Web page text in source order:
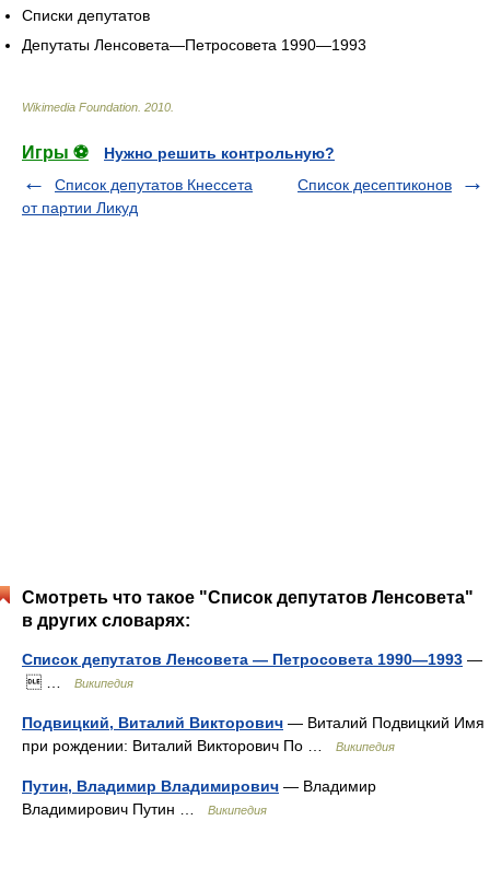
Списки депутатов
Депутаты Ленсовета—Петросовета 1990—1993
Wikimedia Foundation 2010
Игры ⚽
Нужно решить контрольную?
Список депутатов Кнессета
от партии Ликуд
Список десептиконов
Смотреть что такое "Список депутатов Ленсовета"
в других словарях:
Список депутатов Ленсовета — Петросовета 1990—1993 —
 …
Википедия
Подвицкий, Виталий Викторович — Виталий Подвицкий Имя
при рождении: Виталий Викторович По …
Википедия
Путин, Владимир Владимирович — Владимир
Владимирович Путин …
Википедия